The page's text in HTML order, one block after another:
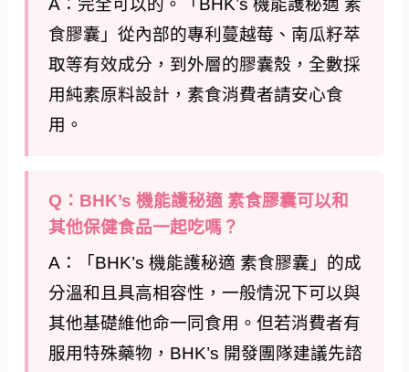
食膠囊」從內部的專利蔓越莓、南瓜籽萃
取等有效成分，到外層的膠囊殼，全數採
用純素原料設計，素食消費者請安心食
用。
Q：BHK’s 機能護秘適 素食膠囊可以和
其他保健食品一起吃嗎？
A：「BHK’s 機能護秘適 素食膠囊」的成
分溫和且具高相容性，一般情況下可以與
其他基礎維他命一同食用。但若消費者有
服用特殊藥物，BHK’s 開發團隊建議先諮